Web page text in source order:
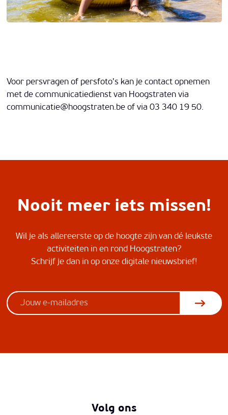
Voor persvragen of persfoto's kan je contact opnemen
met de communicatiedienst van Hoogstraten via
communicatie@hoogstraten.beof via 03 340 19 50.
Nooit meer iets missen!
Wil je als allereerste op de hoogte zijn van dé leukste
activiteiten in en rond Hoogstraten?
Schrijf je dan in op onze digitale nieuwsbrief!
Volg ons